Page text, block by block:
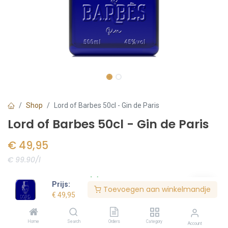
Prijs:
€ 49,95
Toevoegen aan winkelmandje
Home Search Orders Category Account
Shop Lord of Barbes 50cl - Gin de Paris
Lord of Barbes 50cl - Gin de Paris
€ 49,95
€ 99.90/l
Voorraad:10stuk(s)
Bestel nu